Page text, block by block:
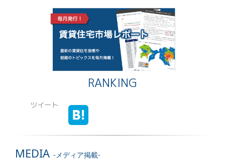
RANKING
ツイート
MEDIA -メディア掲載-